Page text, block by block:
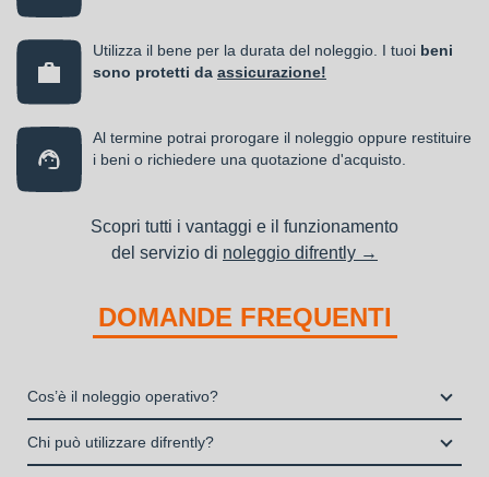
Utilizza il bene per la durata del noleggio. I tuoi beni
sono protetti da assicurazione!
Al termine potrai prorogare il noleggio oppure restituire
i beni o richiedere una quotazione d'acquisto.
Scopri tutti i vantaggi e il funzionamento
del servizio di noleggio difrently →
DOMANDE FREQUENTI
Cos’è il noleggio operativo?
Il noleggio, o locazione operativa, è una soluzione che
Chi può utilizzare difrently?